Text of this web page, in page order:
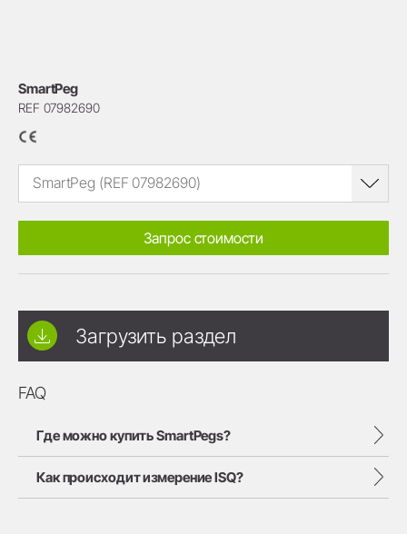
SmartPeg
REF 07982690
SmartPeg (REF 07982690)
Запрос стоимости
Загрузить раздел
FAQ
Где можно купить SmartPegs?
Как происходит измерение ISQ?